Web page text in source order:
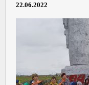
22.06.2022